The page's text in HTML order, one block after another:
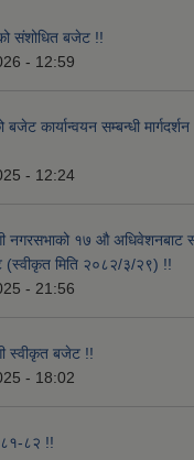
संशोधित बजेट !!
- 12:59
कार्यान्वयन सम्बन्धी
- 12:24
नगरसभाको १७ औ अधिवेशनबाट
(स्वीकृत मिति २०८२/३/२९) !!
- 21:56
स्वीकृत बजेट !!
- 18:02
८२ !!